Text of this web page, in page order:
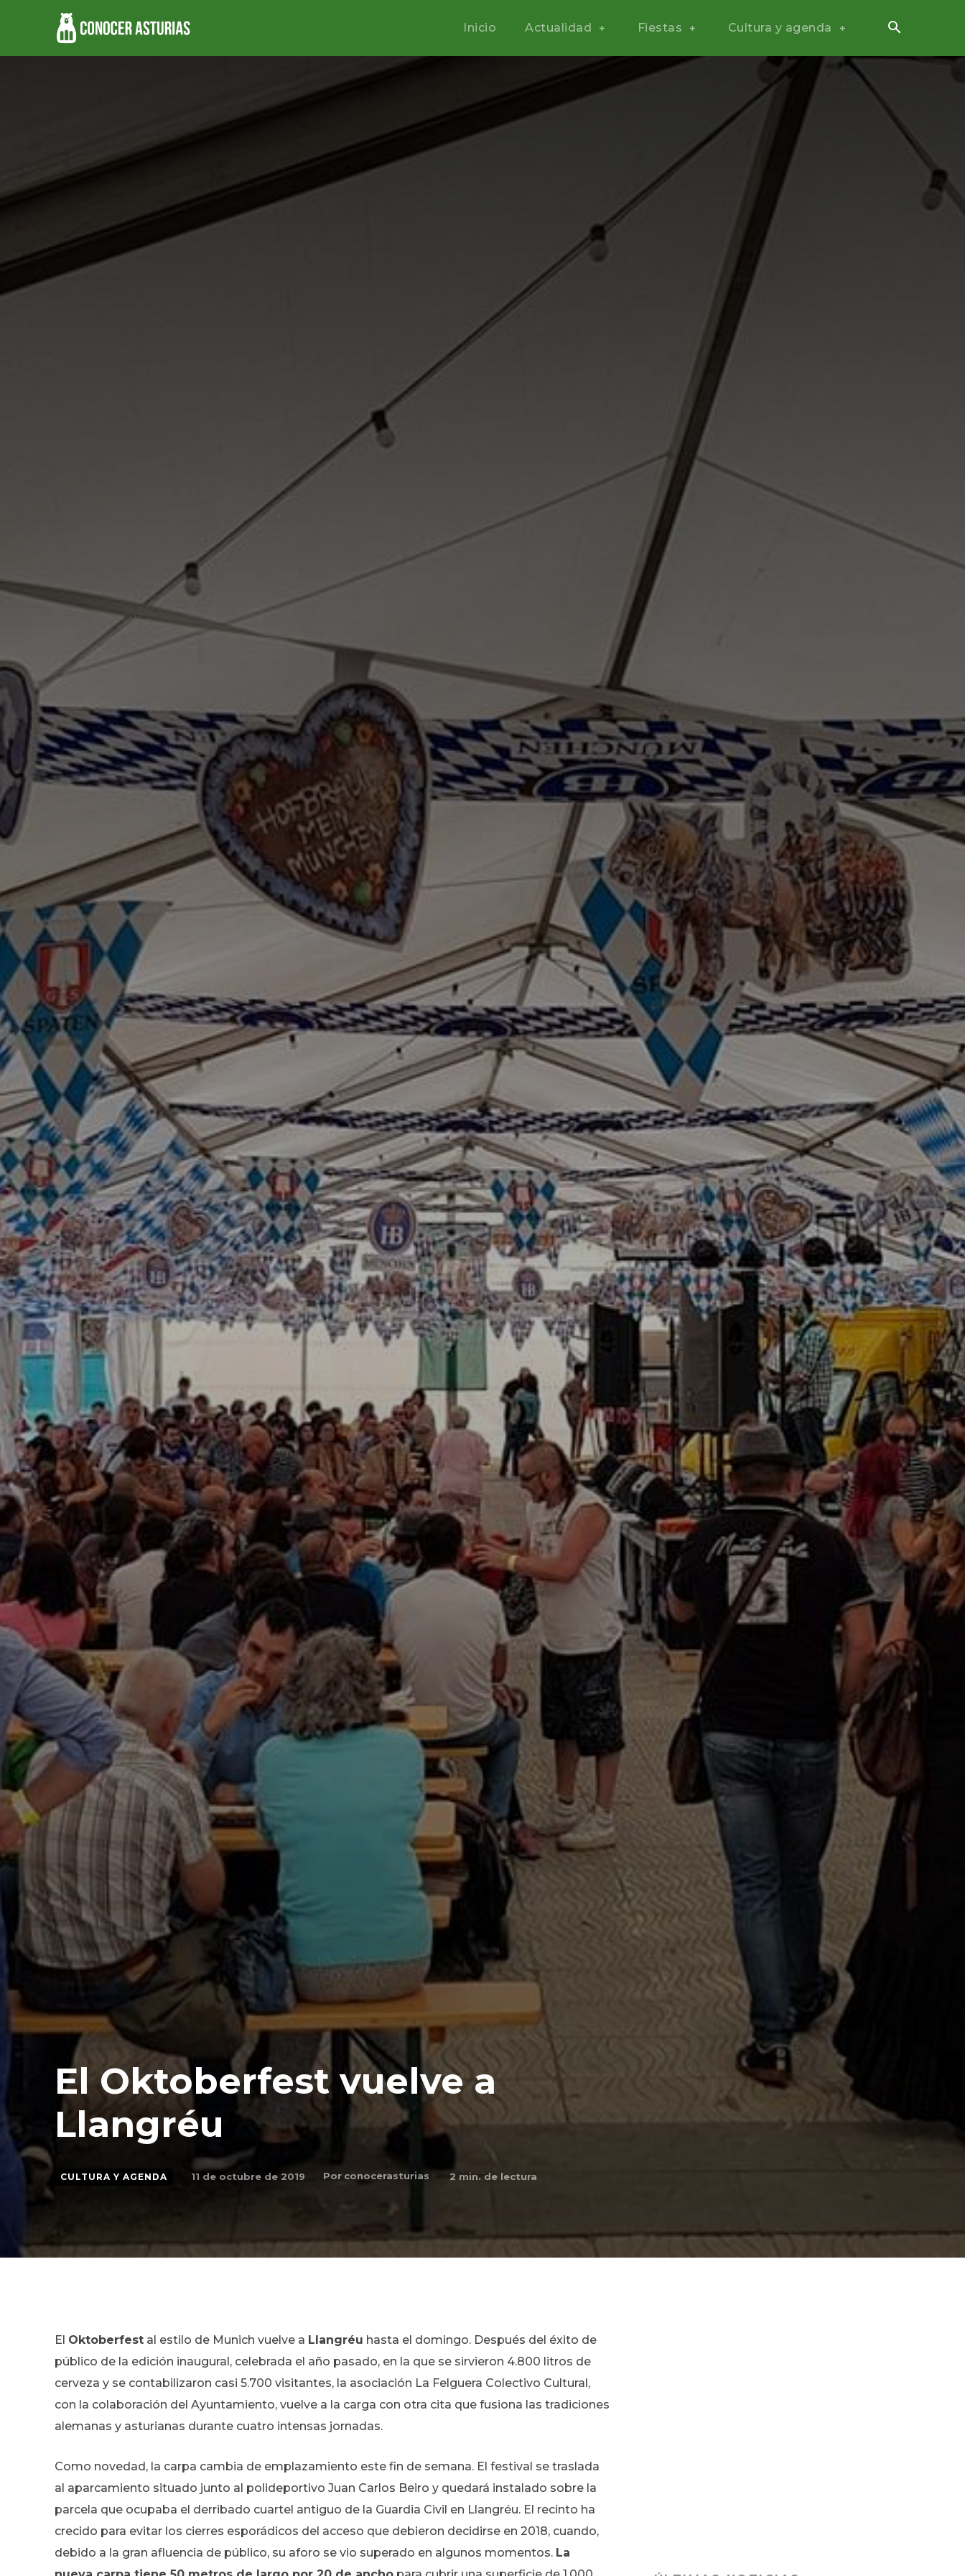
Inicio Actualidad Fiestas Cultura y agenda
El Oktoberfest vuelve a
Llangréu
CULTURA Y AGENDA 11 de octubre de 2019 Por conocerasturias 2 min. de lectura
El Oktoberfest al estilo de Munich vuelve a Llangréu hasta el domingo. Después del éxito de
público de la edición inaugural, celebrada el año pasado, en la que se sirvieron 4.800 litros de
cerveza y se contabilizaron casi 5.700 visitantes, la asociación La Felguera Colectivo Cultural,
con la colaboración del Ayuntamiento, vuelve a la carga con otra cita que fusiona las tradiciones
alemanas y asturianas durante cuatro intensas jornadas.
Como novedad, la carpa cambia de emplazamiento este fin de semana. El festival se traslada
al aparcamiento situado junto al polideportivo Juan Carlos Beiro y quedará instalado sobre la
parcela que ocupaba el derribado cuartel antiguo de la Guardia Civil en Llangréu. El recinto ha
crecido para evitar los cierres esporádicos del acceso que debieron decidirse en 2018, cuando,
debido a la gran afluencia de público, su aforo se vio superado en algunos momentos. La